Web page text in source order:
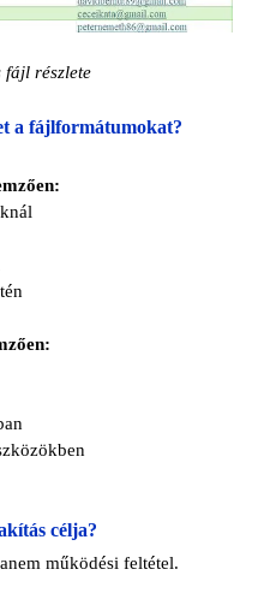
fájl részlete
a fájlformátumokat?
célja?
működési feltétel.